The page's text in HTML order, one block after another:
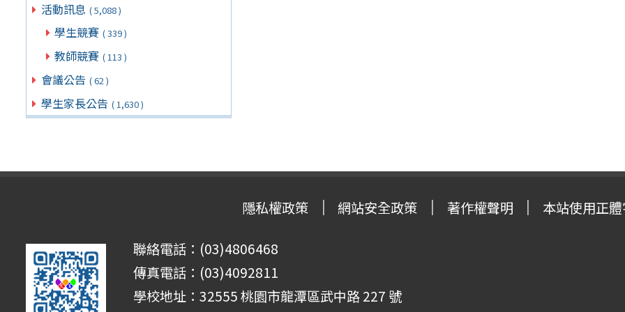
活動訊息 ( 5,088 )
學生競賽 ( 339 )
教師競賽 ( 113 )
會議公告 ( 62 )
學生家長公告 ( 1,630 )
隱私權政策 網站安全政策 著作權聲明 本站使用正
聯絡電話：(03)4806468
傳真電話：(03)4092811
學校地址：32555 桃園市龍潭區武中路 227 號